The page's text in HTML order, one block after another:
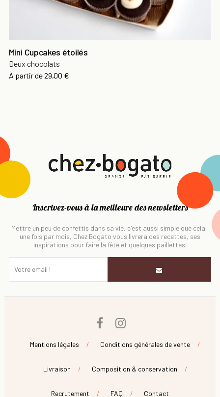
Mini Cupcakes étoilés
Deux chocolats
À partir de29,00 €
Inscrivez-vous à la meilleure des newsletters
Mettre un peu de confettis dans sa vie, c'est aussi simple que cela :
une fois par mois, Chez Bogato vous livrera des recettes, ses
inspirations pour faire la fête et quelques paillettes.
Facebook
Mentions légales Conditions générales de vente
Livraison Composition & conservation
Recrutement FAQ Contact